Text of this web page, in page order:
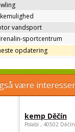
vandsport
sportcentrum
opdatering
være
kemp Děčín
Polabí , 40502 Děčín